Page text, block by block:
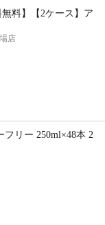
無料】【2ケース】ア
店
フリー 250ml×48本 2